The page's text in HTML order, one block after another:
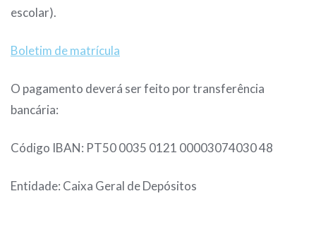
escolar).
Boletim de matrícula
O pagamento deverá ser feito por transferência
bancária:
Código IBAN: PT50 0035 0121 00003074030 48
Entidade: Caixa Geral de Depósitos